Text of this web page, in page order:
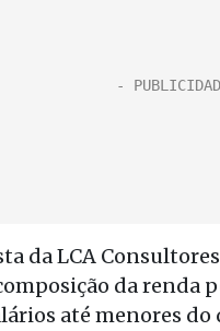
da LCA
da renda
até menores